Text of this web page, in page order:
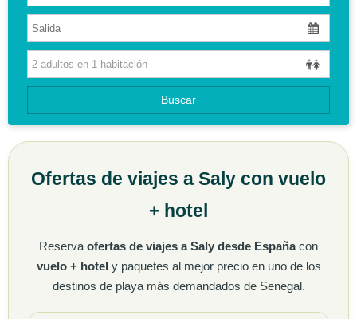
CIRCUITOS
HOTELES
GUIAS DE VIAJES
Buscar
Ofertas de viajes a Saly con vuelo
+ hotel
Reserva ofertas de viajes a Saly desde Españacon
vuelo + hotel y paquetes al mejor precio en uno de los
destinos de playa más demandados de Senegal.